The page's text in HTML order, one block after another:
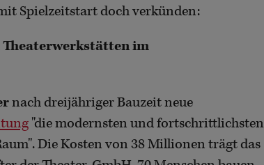
Spielzeitstart doch verkünden:
im
nach dreijähriger Bauzeit neue
"die modernsten und fortschrittlichsten
Die Kosten von 38 Millionen trägt das